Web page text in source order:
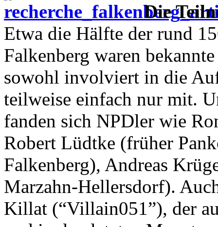
Die
Etwa die Hälfte der rund
Falkenberg waren
sowohl involviert in die
teilweise einfach nur mit.
fanden sich NPDler wie
Robert Lüdtke (früher
Falkenberg), Andreas
Marzahn-Hellersdorf).
Killat (“Villain051”), der